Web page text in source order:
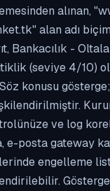
alınan,
alan adı
Bankacılık -
(seviye 4/10)
Söz konusu
ve log
e-posta gateway
engelleme